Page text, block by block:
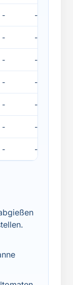
- -
- -
- -
- -
- -
- -
- -